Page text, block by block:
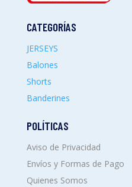
CATEGORÍAS
JERSEYS
Balones
Shorts
Banderines
POLÍTICAS
Aviso de Privacidad
Envíos y Formas de Pago
Quienes Somos